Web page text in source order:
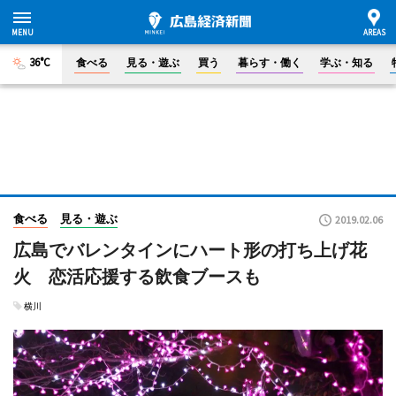
36°C 食べる 見る・遊ぶ 買う 暮らす・働く 学ぶ・知る
食べる 見る・遊ぶ 2019.02.06
広島でバレンタインにハート形の打ち上げ花
火 恋活応援する飲食ブースも
横川